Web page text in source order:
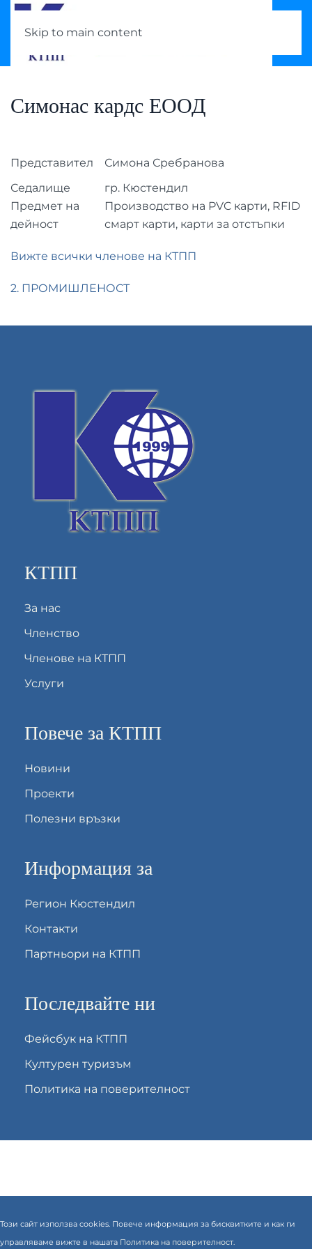
Skip to main content
Симонас кардс ЕООД
Представител
Симона Сребранова
Седалище
гр. Кюстендил
Предмет на
дейност
Производство на PVC карти, RFID
смарт карти, карти за отстъпки
Вижте всички членове на КТПП
2. ПРОМИШЛЕНОСТ
КТПП
За нас
Членство
Членове на КТПП
Услуги
Повече за КТПП
Новини
Проекти
Полезни връзки
Информация за
Регион Кюстендил
Контакти
Партньори на КТПП
Последвайте ни
Фейсбук на КТПП
Културен туризъм
Политика на поверителност
Този сайт използва cookies. Повече информация за бисквитките и как ги
управляваме вижте в нашата Политика на поверителност.